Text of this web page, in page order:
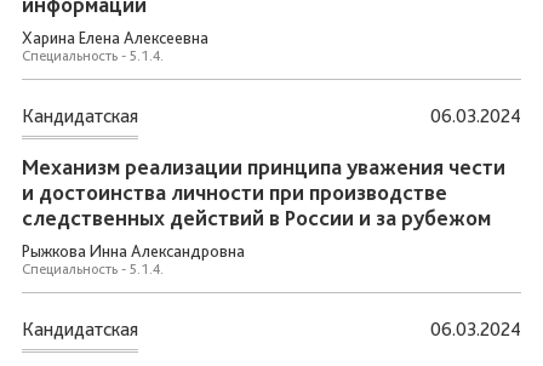
Харина Елена Алексеевна
Специальность - 5.1.4.
Кандидатская
Механизм реализации принципа уважения чести
и достоинства личности при производстве
следственных действий в России и за рубежом
Рыжкова Инна Александровна
Специальность - 5.1.4.
06.03.2024
Кандидатская 06.03.2024